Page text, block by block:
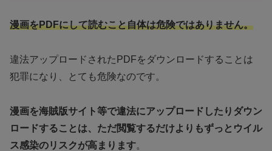
漫画をPDFにして読むこと自体は危険ではありません。
違法アップロードされたPDFをダウンロードすることは
犯罪になり、とても危険なのです。
漫画を海賊版サイト等で違法にアップロードしたりダウン
ロードすることは、ただ閲覧するだけよりもずっとウイル
ス感染のリスクが高まります。